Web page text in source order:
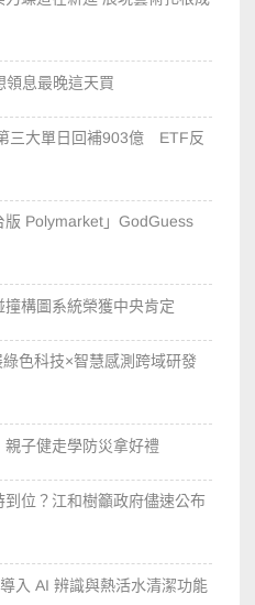
息最晚這天買
三大單日回補903億 ETF反
Polymarket」GodGuess
構圖系統榮獲中央肯定
色科技×智慧感測跨域研發
子健走學防災拿好禮
位？江和樹籲政府儘速公布
入 AI 辨識與熱活水清潔功能